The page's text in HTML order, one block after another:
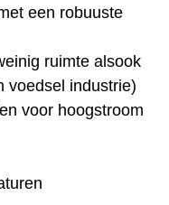
een robuuste
ruimte alsook
voedsel industrie)
voor hoogstroom